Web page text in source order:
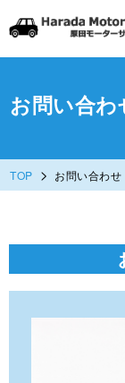
Skip
content
お問い合わ
TOP > お問い合わせ